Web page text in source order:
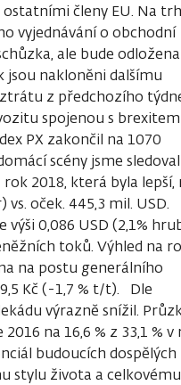
členy EU. Na trh
vyjednávání o obchodní
ale bude
jsou nakloněni dalšímu
z předchozího
spojenou s brexitem
PX zakončil na 1070
scény jsme
2018, která byla lepší,
oček. 445,3 mil. USD.
0,086 USD (2,1%
toků. Výhled na
na postu generálního
Kč (-1,7 % t/t). Dle
výrazně snížil.
na 16,6 % z 33,1 % v
budoucích dospělých
stylu života a celkovému